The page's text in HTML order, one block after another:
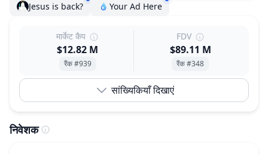
Jesus is back? Your Ad Here
मार्केट कैप
$12.82 M
रैंक #939
FDV
$89.11 M
रैंक #348
सांख्यिकियाँ दिखाएं
निवेशक